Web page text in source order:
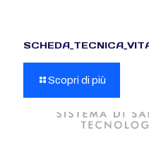
Scopri di più